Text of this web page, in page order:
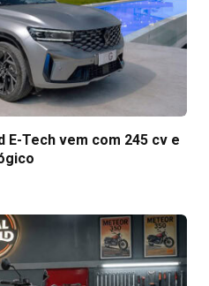
E-Tech vem com 245 cv e